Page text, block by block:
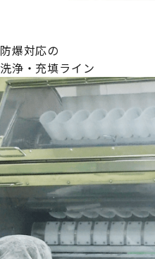
防爆対応の
洗浄・充填ライン